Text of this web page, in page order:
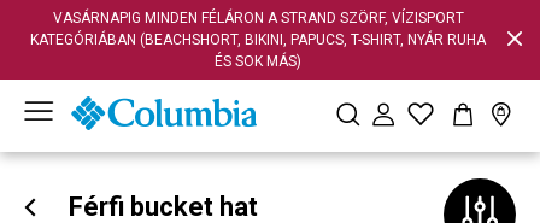
VASÁRNAPIG MINDEN FÉLÁRON A STRAND SZÖRF, VÍZISPORT
KATEGÓRIÁBAN (BEACHSHORT, BIKINI, PAPUCS, T-SHIRT, NYÁR RUHA
ÉS SOK MÁS)
Férfi bucket hat